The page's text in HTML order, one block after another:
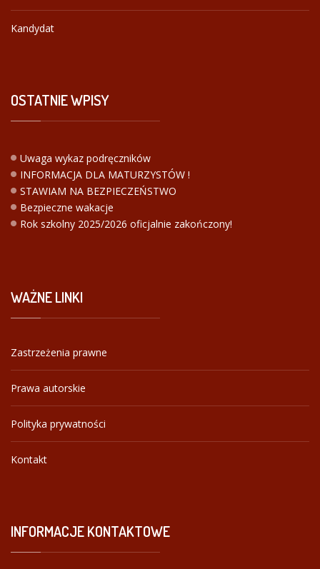
Kandydat
OSTATNIEWPISY
Uwaga wykaz podręczników
INFORMACJA DLA MATURZYSTÓW !
STAWIAM NA BEZPIECZEŃSTWO
Bezpieczne wakacje
Rok szkolny 2025/2026 oficjalnie zakończony!
WAŻNELINKI
Zastrzeżenia prawne
Prawa autorskie
Polityka prywatności
Kontakt
INFORMACJEKONTAKTOWE